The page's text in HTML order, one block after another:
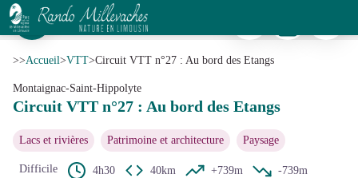
Circuit VTT n°27 : Au bord des Etangs
Etang de Gros - CC VEM
Voir l'image en plein écran
>>Accueil>VTT>Circuit VTT n°27 : Au bord des Etangs
Montaignac-Saint-Hippolyte
Circuit VTT n°27 : Au bord des Etangs
Lacs et rivières Patrimoine et architecture Paysage
Difficile 4h30 40km +739m
-739m